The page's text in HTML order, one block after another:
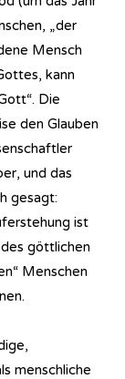
„der
Mensch
kann
Die
den Glauben
und das
gesagt:
ist
göttlichen
Menschen
menschliche